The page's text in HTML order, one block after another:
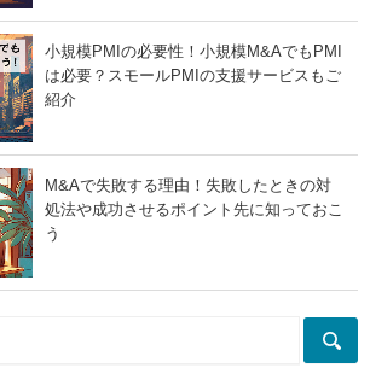
小規模PMIの必要性！小規模M&AでもPMI
は必要？スモールPMIの支援サービスもご
紹介
M&Aで失敗する理由！失敗したときの対
処法や成功させるポイント先に知っておこ
う